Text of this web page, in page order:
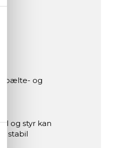
bælte- og
og styr kan
stabil